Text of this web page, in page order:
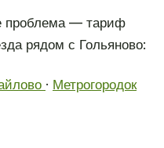
проблема — тариф
рядом с Гольяново:
· Метрогородок